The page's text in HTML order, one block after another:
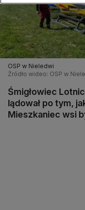
OSP w Nieledwi
Źródło wideo: OSP w
Śmigłowiec
lądował po tym,
Mieszkaniec wsi